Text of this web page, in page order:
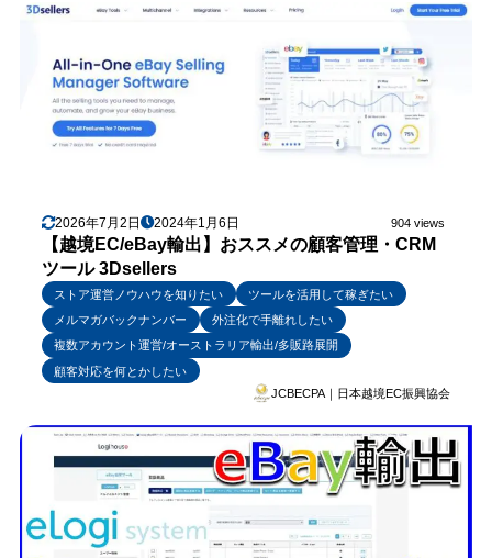
2026年7月2日 2024年1月6日 904 views
【越境EC/eBay輸出】おススメの顧客管理・CRM
ツール 3Dsellers
ストア運営ノウハウを知りたい
ツールを活用して稼ぎたい
メルマガバックナンバー
外注化で手離れしたい
複数アカウント運営/オーストラリア輸出/多販路展開
顧客対応を何とかしたい
JCBECPA｜日本越境EC振興協会